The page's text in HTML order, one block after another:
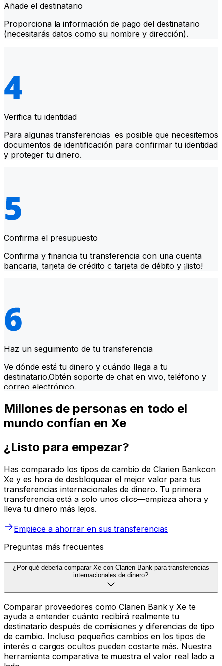
Añade el destinatario
Proporciona la información de pago del destinatario
(necesitarás datos como su nombre y dirección).
Verifica tu identidad
Para algunas transferencias, es posible que necesitemos
documentos de identificación para confirmar tu identidad
y proteger tu dinero.
Confirma el presupuesto
Confirma y financia tu transferencia con una cuenta
bancaria, tarjeta de crédito o tarjeta de débito y ¡listo!
Haz un seguimiento de tu transferencia
Ve dónde está tu dinero y cuándo llega a tu
destinatario.Obtén soporte de chat en vivo, teléfono y
correo electrónico.
Millones de personas en todo el
mundo confían en Xe
¿Listo para empezar?
Has comparado los tipos de cambio de Clarien Bankcon
Xe y es hora de desbloquear el mejor valor para tus
transferencias internacionales de dinero. Tu primera
transferencia está a solo unos clics—empieza ahora y
lleva tu dinero más lejos.
Empiece a ahorrar en sus transferencias
Preguntas más frecuentes
¿Por qué debería comparar Xe con Clarien Bank para transferencias
internacionales de dinero?
Comparar proveedores como Clarien Bank y Xe te
ayuda a entender cuánto recibirá realmente tu
destinatario después de comisiones y diferencias de tipo
de cambio. Incluso pequeños cambios en los tipos de
interés o cargos ocultos pueden costarte más. Nuestra
herramienta comparativa te muestra el valor real lado a